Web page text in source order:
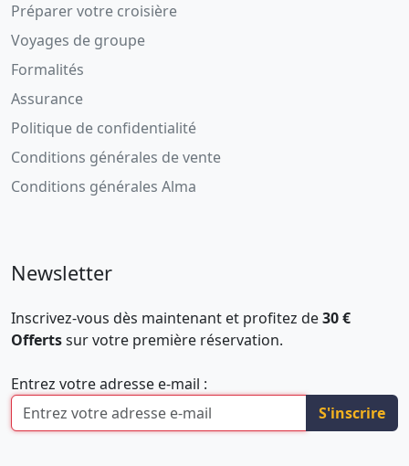
Préparer votre croisière
Voyages de groupe
Formalités
Assurance
Politique de confidentialité
Conditions générales de vente
Conditions générales Alma
Newsletter
Inscrivez-vous dès maintenant et profitez de30 €
Offertssur votre première réservation.
Entrez votre adresse e-mail :
S'inscrire